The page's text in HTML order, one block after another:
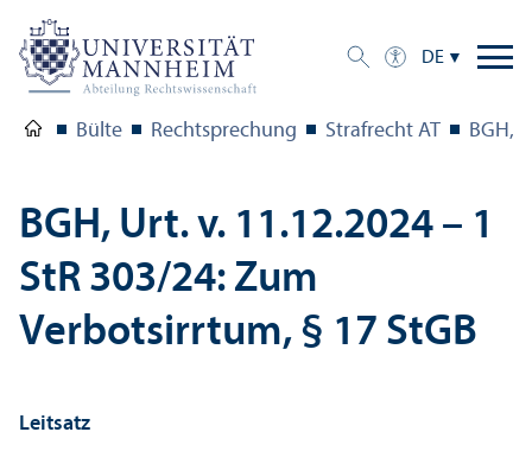
DE
Bülte Rechts­prechung Strafrecht AT BGH,
BGH, Urt. v. 11.12.2024 – 1
StR 303/24: Zum
Verbotsirrtum, § 17 StGB
Leitsatz